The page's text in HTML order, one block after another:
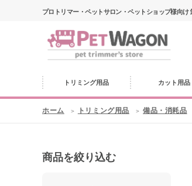
プロトリマー・ペットサロン・ペットショップ様向け
トリミング用品 カット用品
ホーム トリミング用品 備品・消耗品
商品を絞り込む